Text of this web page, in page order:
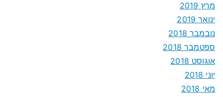
מרץ 2019
ינואר 2019
נובמבר 2018
ספטמבר 2018
אוגוסט 2018
יוני 2018
מאי 2018